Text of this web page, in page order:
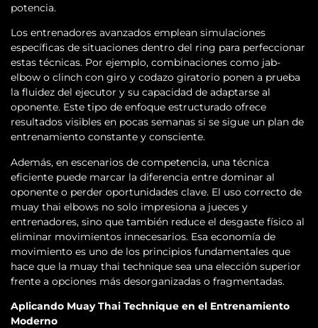
potencia.
Los entrenadores avanzados emplean simulaciones
específicas de situaciones dentro del ring para perfeccionar
estas técnicas. Por ejemplo, combinaciones como jab-
elbow o clinch con giro y codazo giratorio ponen a prueba
la fluidez del ejecutor y su capacidad de adaptarse al
oponente. Este tipo de enfoque estructurado ofrece
resultados visibles en pocas semanas si se sigue un plan de
entrenamiento constante y consciente.
Además, en escenarios de competencia, una técnica
eficiente puede marcar la diferencia entre dominar al
oponente o perder oportunidades clave. El uso correcto de
muay thai elbows no solo impresiona a jueces y
entrenadores, sino que también reduce el desgaste físico al
eliminar movimientos innecesarios. Esa economía de
movimiento es uno de los principios fundamentales que
hace que la muay thai technique sea una elección superior
frente a opciones más desorganizadas o fragmentadas.
Aplicando Muay Thai Technique en el Entrenamiento
Moderno